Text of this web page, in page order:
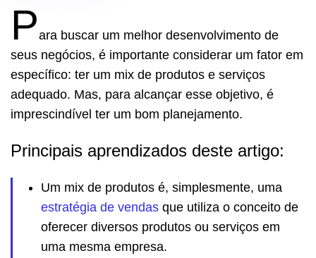
Para buscar um melhor desenvolvimento de
seus negócios, é importante considerar um fator em
específico: ter um mix de produtos e serviços
adequado. Mas, para alcançar esse objetivo, é
imprescindível ter um bom planejamento.
Principais aprendizados deste artigo:
Um mix de produtos é, simplesmente, uma
estratégia de vendas que utiliza o conceito de
oferecer diversos produtos ou serviços em
uma mesma empresa.